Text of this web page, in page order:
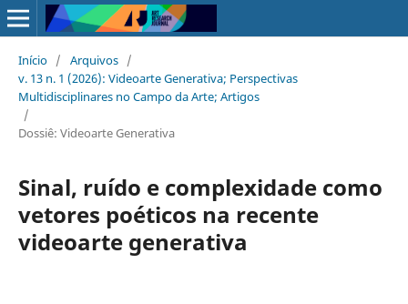
Início / Arquivos /
v. 13 n. 1 (2026): Videoarte Generativa; Perspectivas
Multidisciplinares no Campo da Arte; Artigos
/
Dossiê: Videoarte Generativa
Sinal, ruído e complexidade como
vetores poéticos na recente
videoarte generativa